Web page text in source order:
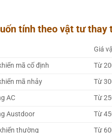
tính theo vật tư thay
Giá
mã cố định
Từ
mã nhảy
Từ
AC
Từ
Austdoor
Từ
thường
Từ